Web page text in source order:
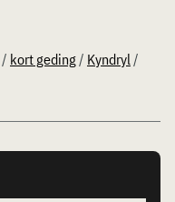
/ kort geding/ Kyndryl/